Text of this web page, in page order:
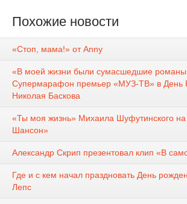
Похожие новости
«Стоп, мама!» от Anny
«В моей жизни были сумасшедшие
Супермарафон премьер «МУЗ-ТВ» в День
Николая Баскова
«Ты моя жизнь» Михаила Шуфутинского
Шансон»
Александр Скрип презентовал клип «В
Где и с кем начал праздновать День
Лепс